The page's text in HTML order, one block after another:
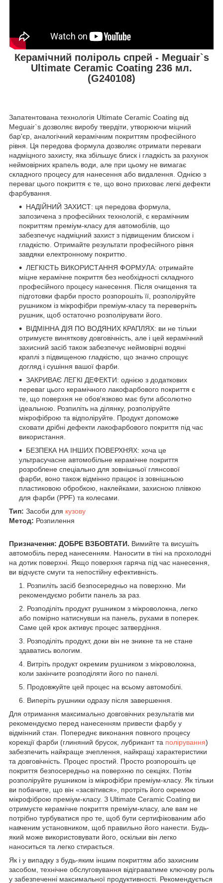
Керамічний поліроль спрей - Meguair`s
Ultimate Ceramic Coating 236 мл.
(G240108)
Запатентована технологія Ultimate Ceramic Coating від
Meguair`s дозволяє виробу твердіти, утворюючи міцний
бар'єр, аналогічний керамічним покриттям професійного
рівня. Ця передова формула дозволяє отримати переваги
надміцного захисту, яка збільшує блиск і гладкість за рахунок
неймовірних крапель води, але при цьому не вимагає
складного процесу для нанесення або видалення. Однією з
переваг цього покриття є те, що воно приховає легкі дефекти
фарбування.
НАДІЙНИЙ ЗАХИСТ: ця передова формула,
запозичена з професійних технологій, є керамічним
покриттям преміум-класу для автомобілів, що
забезпечує надміцний захист з підвищеним блиском і
гладкістю. Отримайте результати професійного рівня
завдяки електронному покриттю.
ЛЕГКІСТЬ ВИКОРИСТАННЯ ФОРМУЛА: отримайте
міцне керамічне покриття без необхідності складного
професійного процесу нанесення. Після очищення та
підготовки фарби просто розпорошіть її, розполіруйте
рушником із мікрофібри преміум-класу та переверніть
рушник, щоб остаточно розполірувати його.
ВІДМІННА ДІЯ ПО ВОДЯНИХ КРАПЛЯХ: ви не тільки
отримуєте виняткову довговічність, але і цей керамічний
захисний засіб також забезпечує неймовірні водяні
краплі з підвищеною гладкістю, що значно спрощує
догляд і сушіння вашої фарби.
ЗАКРИВАЄ ЛЕГКІ ДЕФЕКТИ: однією з додаткових
переваг цього керамічного лакофарбового покриття є
те, що поверхня не обов'язково має бути абсолютно
ідеальною. Розпиліть на ділянку, розполіруйте
мікрофіброю та відполіруйте. Продукт допоможе
сховати дрібні дефекти лакофарбового покриття під час
використання.
БЕЗПЕКА НА ІНШИХ ПОВЕРХНЯХ: хоча це
ультрасучасне автомобільне керамічне покриття
розроблене спеціально для зовнішньої глянсової
фарби, воно також відмінно працює із зовнішньою
пластиковою обробкою, наклейками, захисною плівкою
для фарби (PPF) та колесами.
Тип: Засоби для кузову
Метод: Розпилення
Призначення: ДОБРЕ ВЗБОВТАТИ. Вимийте та висушіть
автомобіль перед нанесенням. Наносити в тіні на прохолодні
на дотик поверхні. Якщо поверхня гаряча під час нанесення,
ви відчуєте смуги та непостійну ефективність.
Розпиліть засіб безпосередньо на поверхню. Ми
рекомендуємо робити панель за раз.
Розподіліть продукт рушником з мікроволокна, легко
або помірно натиснувши на панель, рухами в поперек.
Саме цей крок активує процес затвердіння.
Розподіліть продукт, доки він не зникне та не стане
здаватись вологим.
Витріть продукт окремим рушником з мікроволокна,
коли закінчите розподіляти його по панелі.
Продовжуйте цей процес на всьому автомобілі.
Виперіть рушники одразу після завершення.
Для отримання максимально довговічних результатів ми
рекомендуємо перед нанесенням привести фарбу у
відмінний стан. Попереднє виконання повного процесу
корекції фарби (глиняний брусок, лубрикант та полірування)
забезпечить найкраще зчеплення, найкращі характеристики
та довговічність. Процес простий. Просто розпорошіть це
покриття безпосередньо на поверхню по секціях. Потім
розполіруйте рушником із мікрофібри преміум-класу. Як тільки
ви побачите, що він «засвітився», протріть його окремою
мікрофіброю преміум-класу. З Ultimate Ceramic Coating ви
отримуєте керамічне покриття преміум-класу, але вам не
потрібно турбуватися про те, щоб бути сертифікованим або
навченим установником, щоб правильно його нанести. Будь-
який може використовувати його, оскільки він легко
наноситься та легко стирається.
Як і у випадку з будь-яким іншим покриттям або захисним
засобом, технічне обслуговування відіграватиме ключову роль
у забезпеченні максимальної продуктивності. Рекомендується